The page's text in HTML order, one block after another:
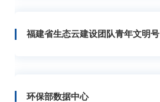
福建省生态云建设团队青年文明号
环保部数据中心